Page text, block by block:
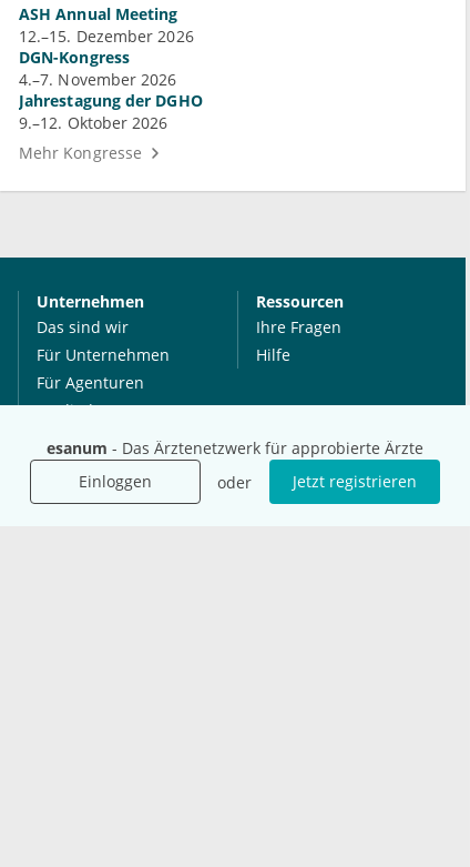
esanum - Das Ärztenetzwerk für approbierte Ärzte
Einloggen
oder Jetzt registrieren
ASH Annual Meeting
12.–15. Dezember 2026
DGN-Kongress
4.–7. November 2026
Jahrestagung der DGHO
9.–12. Oktober 2026
Mehr Kongresse
Unternehmen
Das sind wir
Für Unternehmen
Für Agenturen
Mediadaten
Karriere
Ressourcen
Ihre Fragen
Hilfe